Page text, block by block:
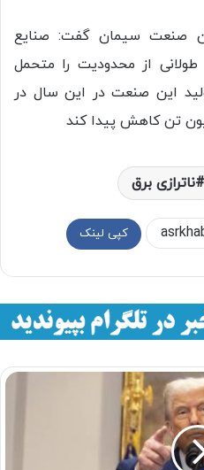
صنعت سیمان گفت: صنایع
۱۴۰۳ دوره‌ای طولانی از محدودیت را متحمل
این صنعت در این سال در
ناترازی برق
کپی لینک